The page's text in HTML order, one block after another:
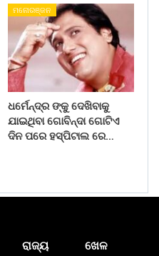
ମନୋରଞ୍ଜନ
ଧର୍ମେନ୍ଦ୍ର ଙ୍କୁ ଦେଖିବାକୁ
ଯାଇଥିବା ଗୋବିନ୍ଦା ଗୋଟିଏ
ଦିନ ପରେ ହସ୍ପିଟାଲ ରେ…
ରାଜ୍ୟ ଖେଳ